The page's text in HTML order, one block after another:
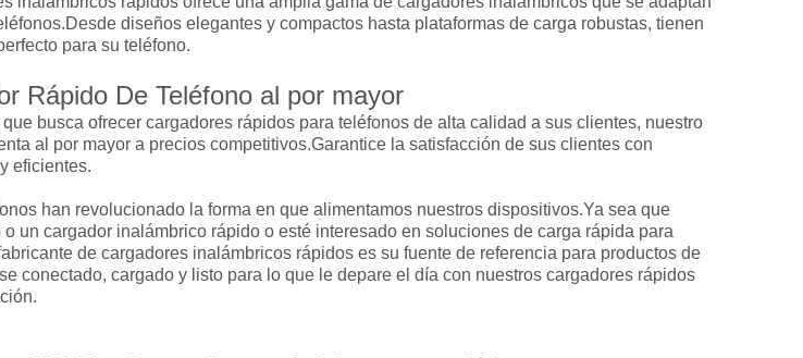
diseños elegantes y compactos hasta plataformas de carga robustas, tienen
para su teléfono.
Rápido De Teléfono al por mayor
busca ofrecer cargadores rápidos para teléfonos de alta calidad a sus clientes, nuestro
al por mayor a precios competitivos.Garantice la satisfacción de sus clientes con
eficientes.
han revolucionado la forma en que alimentamos nuestros dispositivos.Ya sea que
un cargador inalámbrico rápido o esté interesado en soluciones de carga rápida para
de cargadores inalámbricos rápidos es su fuente de referencia para productos de
conectado, cargado y listo para lo que le depare el día con nuestros cargadores rápidos